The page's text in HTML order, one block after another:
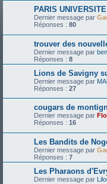
PARIS
Dernier message par
Réponses : 80
trouver des
Dernier message par
Réponses : 8
Lions de Savigny
Dernier message par
Réponses : 27
cougars de
Dernier message par
Réponses : 16
Les Bandits de
Dernier message par
Réponses : 7
Les Pharaons
Dernier message par